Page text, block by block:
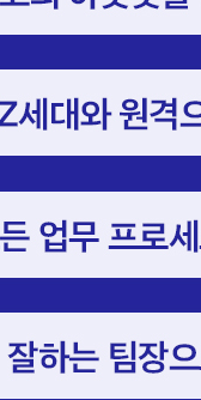
하라 | 다양한 분야의
라